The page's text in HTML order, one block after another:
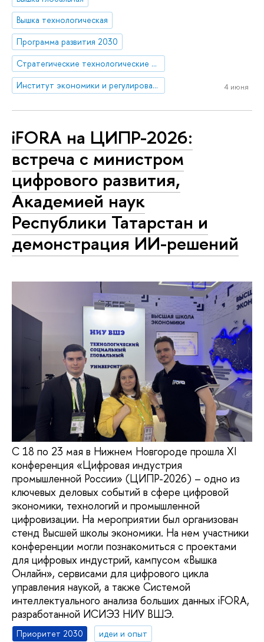
Вышка технологическая
Программа развития 2030
Стратегические технологические проекты
Институт экономики и регулирования инфраструктурных отраслей
4 июня
iFORA на ЦИПР-2026:
встреча с министром
цифрового развития,
Академией наук
Республики Татарстан и
демонстрация ИИ-решений
С 18 по 23 мая в Нижнем Новгороде прошла XI
конференция «Цифровая индустрия
промышленной России» (ЦИПР-2026) – одно из
ключевых деловых событий в сфере цифровой
экономики, технологий и промышленной
цифровизации. На мероприятии был организован
стенд Высшей школы экономики. На нем участники
конференции могли познакомиться с проектами
для цифровых индустрий, кампусом «Вышка
Онлайн», сервисами для цифрового цикла
управления наукой, а также Системой
интеллектуального анализа больших данных iFORA,
разработанной ИСИЭЗ НИУ ВШЭ.
Приоритет 2030
идеи и опыт